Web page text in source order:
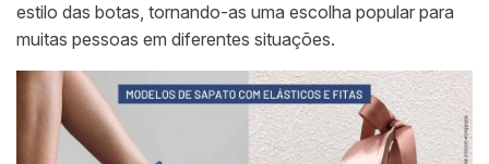
estilo das botas, tornando-as uma escolha popular para
muitas pessoas em diferentes situações.